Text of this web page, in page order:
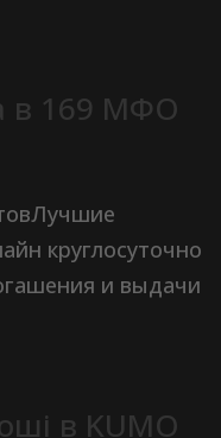
в 169 МФО
круглосуточно
и выдачи
в KUMO